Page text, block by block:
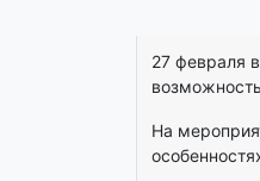
27 февраля
На